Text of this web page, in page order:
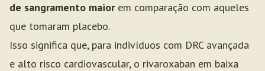
de sangramento maiorem comparação com aqueles
que tomaram placebo.
Isso significa que, para indivíduos com DRC avançada
e alto risco cardiovascular, o rivaroxaban em baixa